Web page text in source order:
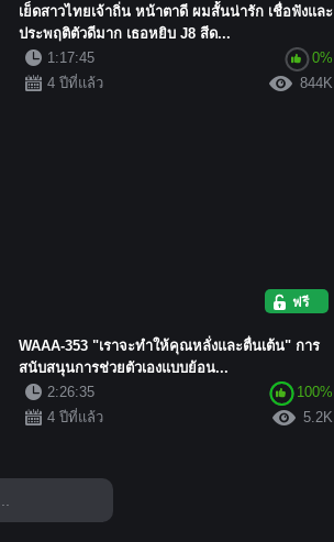
เย็ดสาวไทยเจ้าถิ่น หน้าตาดี ผมสั้นน่ารัก เชื่อฟังและ
ประพฤติตัวดีมาก เธอหยิบ J8 สีด...
1:17:45
0%
4 ปีที่แล้ว
844K
ฟรี
WAAA-353 "เราจะทำให้คุณหลั่งและตื่นเต้น" การ
สนับสนุนการช่วยตัวเองแบบย้อน...
2:26:35
100%
4 ปีที่แล้ว
5.2K